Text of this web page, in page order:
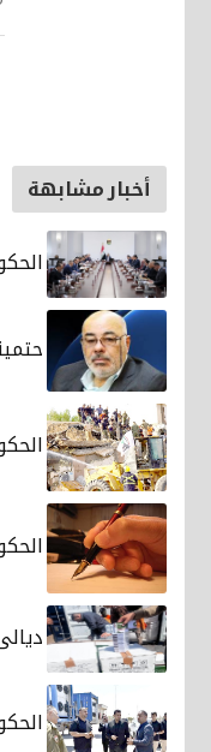
أخبار مشابهة